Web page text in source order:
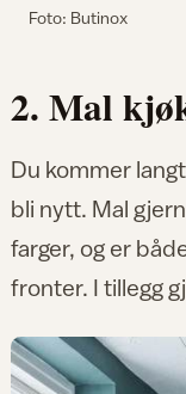
Foto: Butinox
2. Mal
Du kommer
bli nytt. Mal
farger, og er
fronter. I tillegg